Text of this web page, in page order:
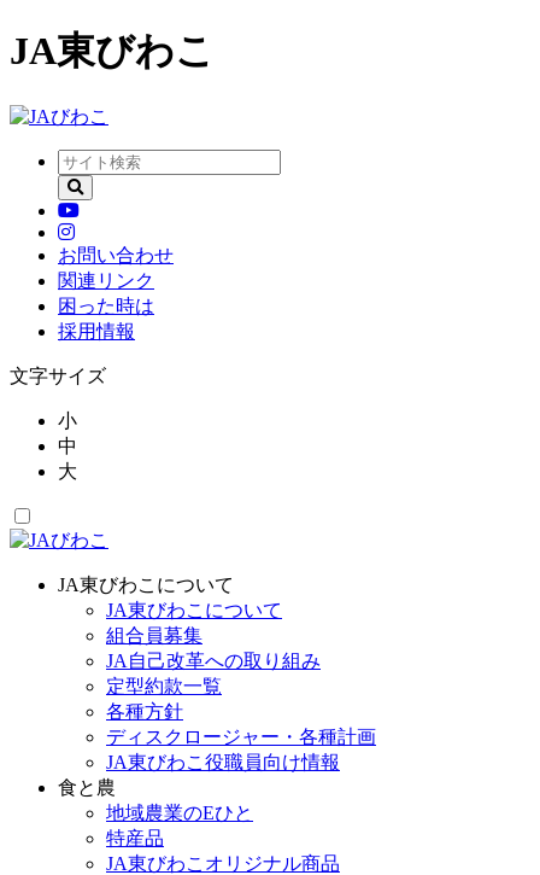
JA東びわこ
お問い合わせ
関連リンク
困った時は
採用情報
文字サイズ
小
中
大
JA東びわこについて
JA東びわこについて
組合員募集
JA自己改革への取り組み
定型約款一覧
各種方針
ディスクロージャー・各種計画
JA東びわこ役職員向け情報
食と農
地域農業のEひと
特産品
JA東びわこオリジナル商品